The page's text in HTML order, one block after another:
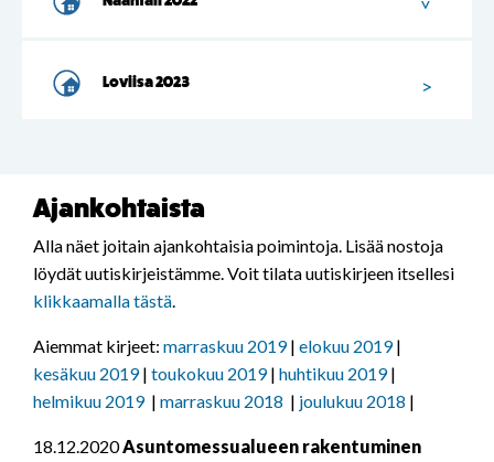
Loviisa 2023
Ajankohtaista
Alla näet joitain ajankohtaisia poimintoja. Lisää nostoja
löydät uutiskirjeistämme. Voit tilata uutiskirjeen itsellesi
klikkaamalla tästä.
Aiemmat kirjeet: marraskuu 2019| elokuu 2019|
kesäkuu 2019| toukokuu 2019| huhtikuu 2019|
helmikuu 2019| marraskuu 2018 | joulukuu 2018 |
18.12.2020Asuntomessualueen rakentuminen